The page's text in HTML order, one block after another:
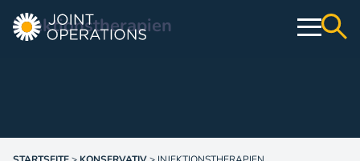
Injektionstherapien